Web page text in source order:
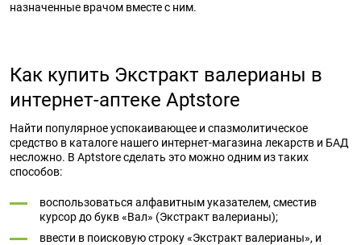
назначенные врачом вместе с ним.
Как купить Экстракт валерианы в
интернет-аптеке Aptstore
Найти популярное успокаивающее и спазмолитическое
средство в каталоге нашего интернет-магазина лекарств и БАД
несложно. В Aptstore сделать это можно одним из таких
способов:
воспользоваться алфавитным указателем, сместив
курсор до букв «Вал» (Экстракт валерианы);
ввести в поисковую строку «Экстракт валерианы», и